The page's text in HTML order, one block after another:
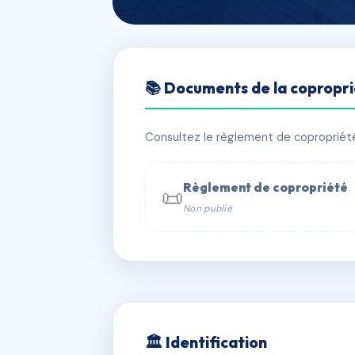
CASABIANCA
📍 Casabianca 20112 Sainte-Lucie-
📞 Contacter Syndic Digital
📚 Documents de la
Consultez le règlement de
📜Règlement de copropriété
Non publié
🏛 Identification